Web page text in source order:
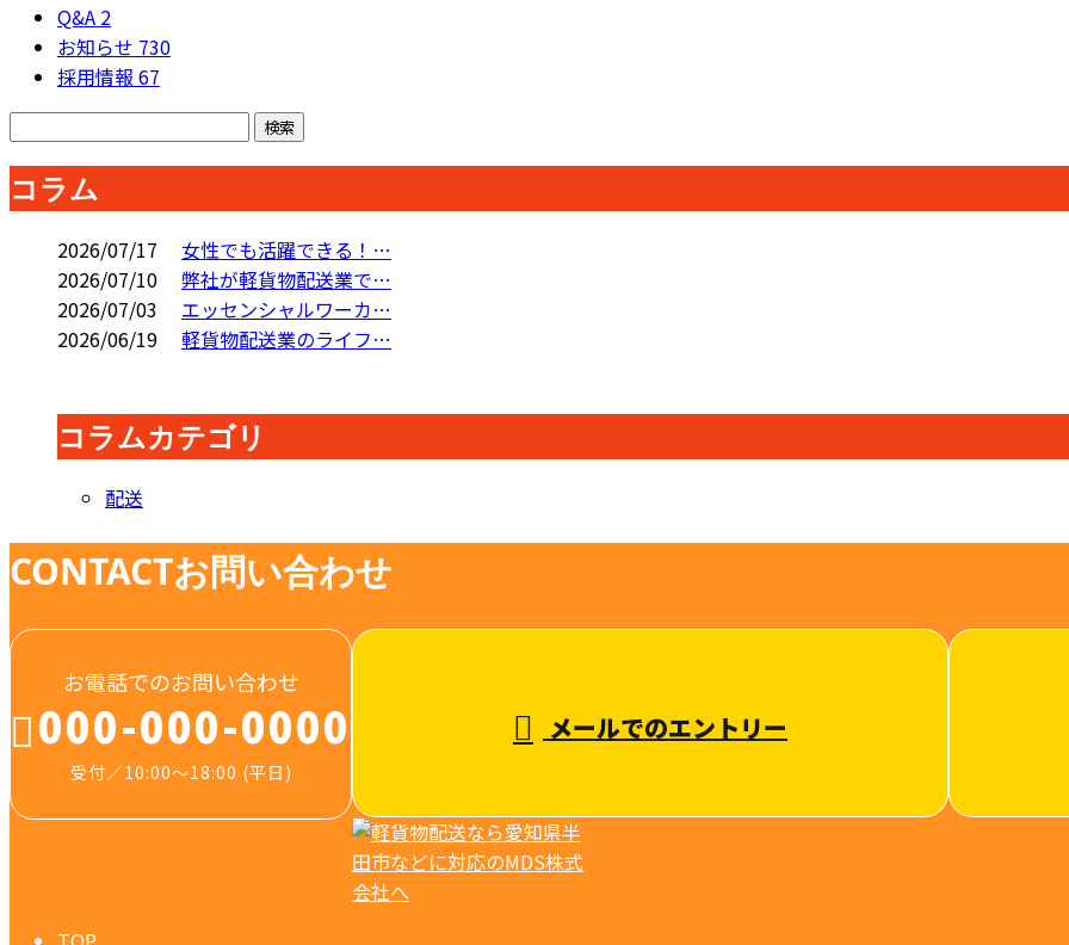
Q&A 2
お知らせ 730
採用情報 67
コラム
2026/07/17
女性でも活躍できる！…
2026/07/10
弊社が軽貨物配送業で…
2026/07/03
エッセンシャルワーカ…
2026/06/19
軽貨物配送業のライフ…
コラムカテゴリ
配送
CONTACTお問い合わせ
お電話でのお問い合わせ
000-000-0000
受付／10:00～18:00 (平日)
メールでのエントリー